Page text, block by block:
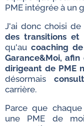
PME intégrée à un
J'ai donc choisi
des transitions et
qu'au coaching
Garance&Moi,
dirigeant de PME
désormais
carrière.
Parce que
une PME de